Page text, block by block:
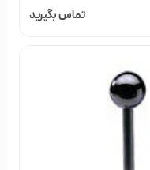
تماس بگیرید